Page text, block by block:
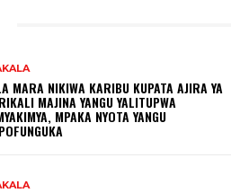
MARA NIKIWA KARIBU KUPATA AJIRA YA
MAJINA YANGU YALITUPWA
MPAKA NYOTA YANGU